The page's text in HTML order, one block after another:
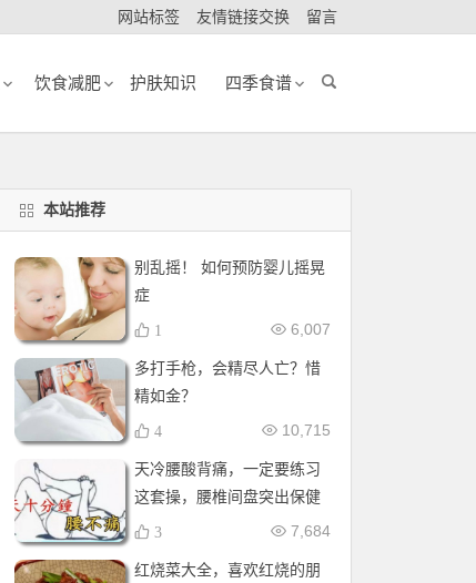
网站标签 友情链接交换 留言
饮食减肥 护肤知识 四季食谱
本站推荐
别乱摇！ 如何预防婴儿摇晃
症
6,007
1
多打手枪，会精尽人亡？惜
精如金？
10,715
4
天冷腰酸背痛，一定要练习
这套操，腰椎间盘突出保健
操，全套收好！每天十分钟
7,684
3
红烧菜大全，喜欢红烧的朋